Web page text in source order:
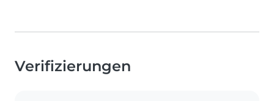
Verifizierungen